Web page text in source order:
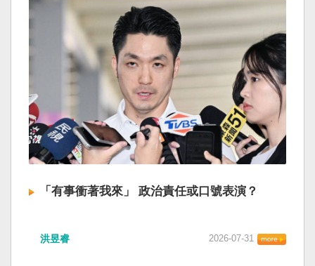
「有事衝著我來」 政治責任或口號表演？
洪昱睿 2026-07-31